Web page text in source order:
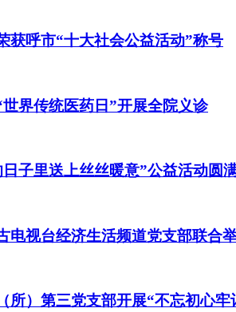
获呼市“十大社会公益活动”称号
界传统医药日”开展全院义诊
子里送上丝丝暖意”公益活动圆
电视台经济生活频道党支部联合
所）第三党支部开展“不忘初心